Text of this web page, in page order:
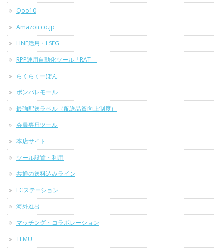
Qoo10
Amazon.co.jp
LINE活用・LSEG
RPP運用自動化ツール「RAT」
らくらくーぽん
ポンパレモール
最強配送ラベル（配送品質向上制度）
会員専用ツール
本店サイト
ツール設置・利用
共通の送料込みライン
ECステーション
海外進出
マッチング・コラボレーション
TEMU